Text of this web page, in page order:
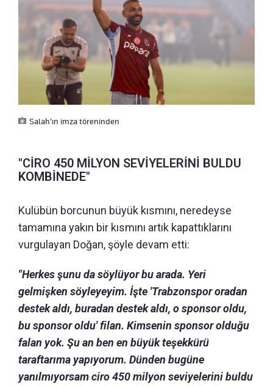
Salah'ın imza töreninden
"CİRO 450 MİLYON SEVİYELERİNİ BULDU
KOMBİNEDE"
Kulübün borcunun büyük kısmını, neredeyse
tamamına yakın bir kısmını artık kapattıklarını
vurgulayan Doğan, şöyle devam etti:
"Herkes şunu da söylüyor bu arada. Yeri
gelmişken söyleyeyim. İşte 'Trabzonspor oradan
destek aldı, buradan destek aldı, o sponsor oldu,
bu sponsor oldu' filan. Kimsenin sponsor olduğu
falan yok. Şu an ben en büyük teşekkürü
taraftarıma yapıyorum. Dünden bugüne
yanılmıyorsam ciro 450 milyon seviyelerini buldu